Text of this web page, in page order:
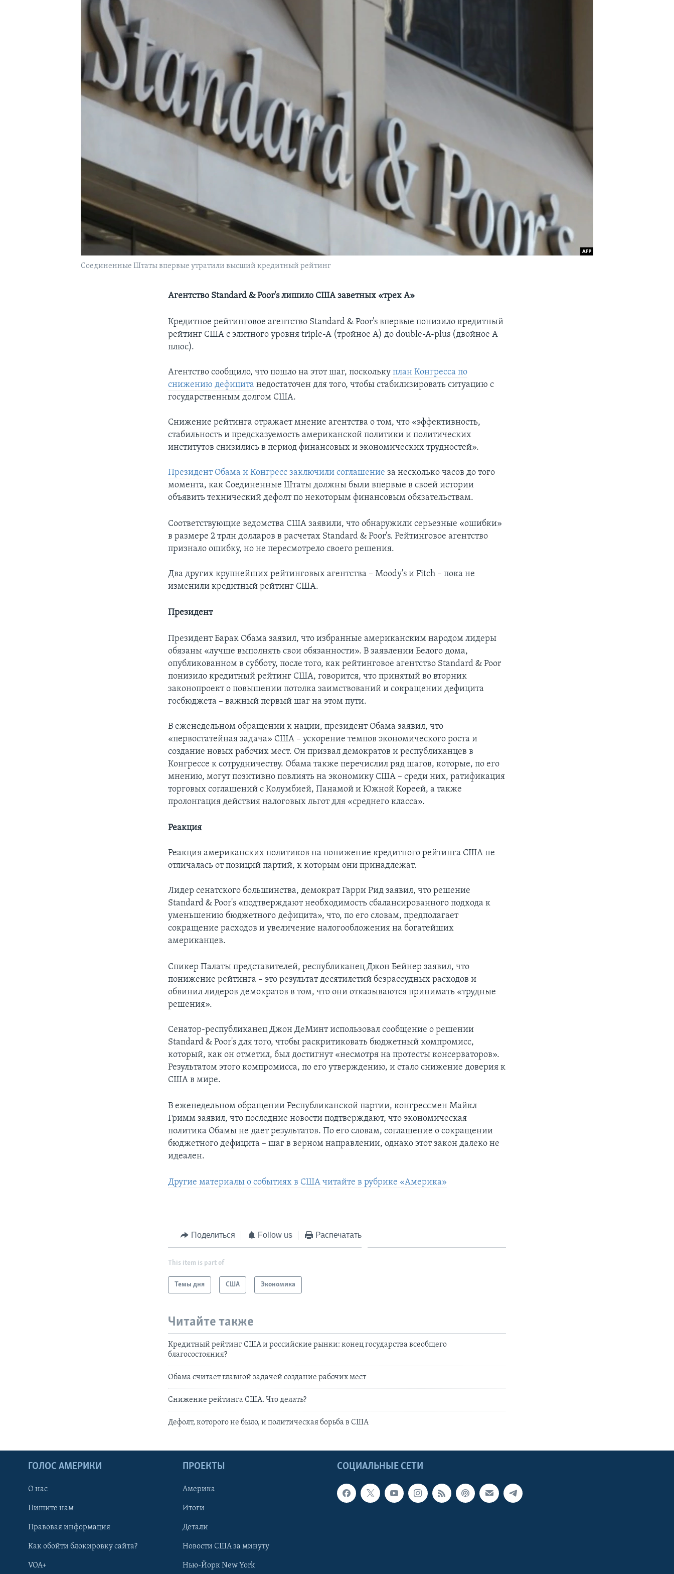
Соединенные Штаты впервые утратили высший кредитный рейтинг
Агентство Standard & Poor's лишило США заветных «трех А»
Кредитное рейтинговое агентство Standard & Poor's впервые понизило кредитный
рейтинг США с элитного уровня triple-A (тройное А) до double-A-plus (двойное А
плюс).
Агентство сообщило, что пошло на этот шаг, посколькуплан Конгресса по
снижению дефицита недостаточен для того, чтобы стабилизировать ситуацию с
государственным долгом США.
Снижение рейтинга отражает мнение агентства о том, что «эффективность,
стабильность и предсказуемость американской политики и политических
институтов снизились в период финансовых и экономических трудностей».
Президент Обама и Конгресс заключили соглашениеза несколько часов до того
момента, как Соединенные Штаты должны были впервые в своей истории
объявить технический дефолт по некоторым финансовым обязательствам.
Соответствующие ведомства США заявили, что обнаружили серьезные «ошибки»
в размере 2 трлн долларов в расчетах Standard & Poor's. Рейтинговое агентство
признало ошибку, но не пересмотрело своего решения.
Два других крупнейших рейтинговых агентства – Moody's и Fitch – пока не
изменили кредитный рейтинг США.
Президент
Президент Барак Обама заявил, что избранные американским народом лидеры
обязаны «лучше выполнять свои обязанности». В заявлении Белого дома,
опубликованном в субботу, после того, как рейтинговое агентство Standard & Poor
понизило кредитный рейтинг США, говорится, что принятый во вторник
законопроект о повышении потолка заимствований и сокращении дефицита
госбюджета – важный первый шаг на этом пути.
В еженедельном обращении к нации, президент Обама заявил, что
«первостатейная задача» США – ускорение темпов экономического роста и
создание новых рабочих мест. Он призвал демократов и республиканцев в
Конгрессе к сотрудничеству. Обама также перечислил ряд шагов, которые, по его
мнению, могут позитивно повлиять на экономику США – среди них, ратификация
торговых соглашений с Колумбией, Панамой и Южной Кореей, а также
пролонгация действия налоговых льгот для «среднего класса».
Реакция
Реакция американских политиков на понижение кредитного рейтинга США не
отличалась от позиций партий, к которым они принадлежат.
Лидер сенатского большинства, демократ Гарри Рид заявил, что решение
Standard & Poor's «подтверждают необходимость сбалансированного подхода к
уменьшению бюджетного дефицита», что, по его словам, предполагает
сокращение расходов и увеличение налогообложения на богатейших
американцев.
Спикер Палаты представителей, республиканец Джон Бейнер заявил, что
понижение рейтинга – это результат десятилетий безрассудных расходов и
обвинил лидеров демократов в том, что они отказываются принимать «трудные
решения».
Сенатор-республиканец Джон ДеМинт использовал сообщение о решении
Standard & Poor's для того, чтобы раскритиковать бюджетный компромисс,
который, как он отметил, был достигнут «несмотря на протесты консерваторов».
Результатом этого компромисса, по его утверждению, и стало снижение доверия к
США в мире.
В еженедельном обращении Республиканской партии, конгрессмен Майкл
Гримм заявил, что последние новости подтверждают, что экономическая
политика Обамы не дает результатов. По его словам, соглашение о сокращении
бюджетного дефицита – шаг в верном направлении, однако этот закон далеко не
идеален.
Другие материалы о событиях в США читайте в рубрике «Америка»
Поделиться Follow us Распечатать
This item is part of
Темы дня США Экономика
Читайте также
Кредитный рейтинг США и российские рынки: конец государства всеобщего
благосостояния?
Обама считает главной задачей создание рабочих мест
Снижение рейтинга США. Что делать?
Дефолт, которого не было, и политическая борьба в США
СОЦИАЛЬНЫЕ СЕТИ
ГОЛОС АМЕРИКИ
О нас
Пишите нам
Правовая информация
Как обойти блокировку сайта?
VOA+
ПРОЕКТЫ
Америка
Итоги
Детали
Новости США за минуту
Нью-Йорк New York